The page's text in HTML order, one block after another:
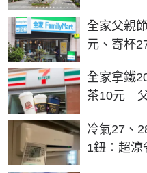
全家父親
元、寄杯
全家拿鐵
茶10元
冷氣27、
1鈕：超涼